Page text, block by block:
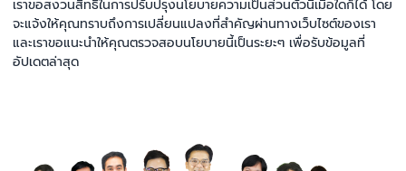
เราขอสงวนสิทธิ์ในการปรับปรุงนโยบายความเป็นส่วนตัวนี้เมื่อใดก็ได้ โดย
จะแจ้งให้คุณทราบถึงการเปลี่ยนแปลงที่สำคัญผ่านทางเว็บไซต์ของเรา
และเราขอแนะนำให้คุณตรวจสอบนโยบายนี้เป็นระยะๆ เพื่อรับข้อมูลที่
อัปเดตล่าสุด